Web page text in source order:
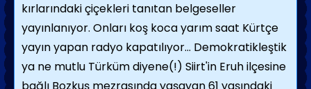
kırlarındaki çiçekleri tanıtan belgeseller
yayınlanıyor. Onları koş koca yarım saat Kürtçe
yayın yapan radyo kapatılıyor... Demokratikleştik
ya ne mutlu Türküm diyene(!) Siirt'in Eruh ilçesine